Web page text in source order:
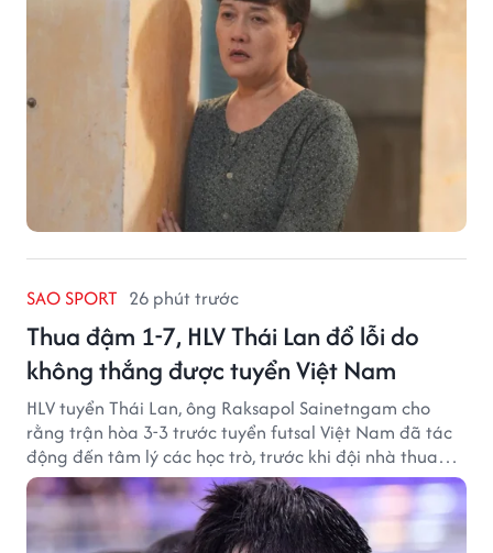
SAO SPORT 26 phút trước
Thua đậm 1-7, HLV Thái Lan đổ lỗi do
không thắng được tuyển Việt Nam
HLV tuyển Thái Lan, ông Raksapol Sainetngam cho
rằng trận hòa 3-3 trước tuyển futsal Việt Nam đã tác
động đến tâm lý các học trò, trước khi đội nhà thua
đậm Nga 1-7.